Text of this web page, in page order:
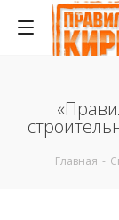
Главная -